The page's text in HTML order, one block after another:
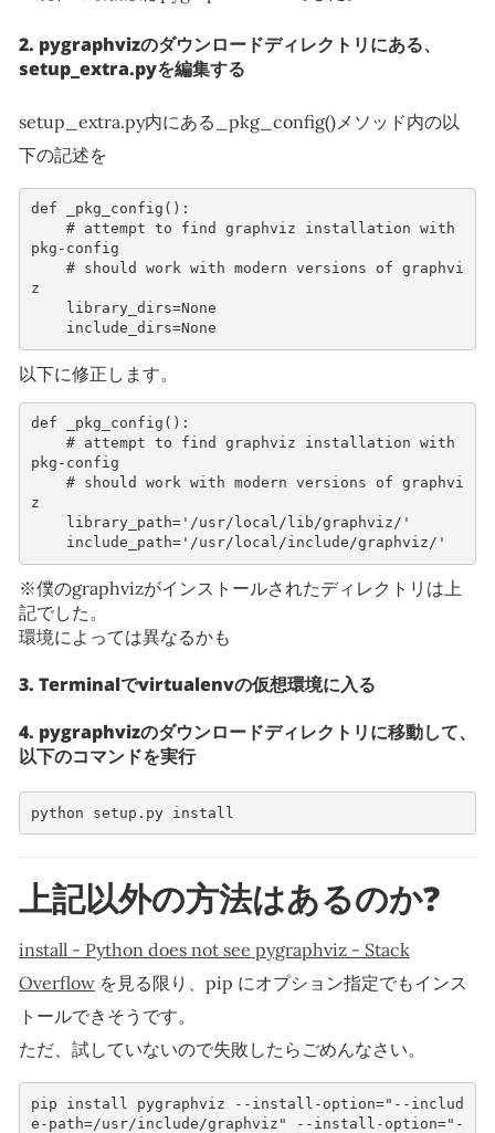
2. pygraphvizのダウンロードディレクトリにある、
setup_extra.pyを編集する
setup_extra.py内にある_pkg_config()メソッド内の以
下の記述を
def _pkg_config ():
# attempt to find graphviz installation with
pkg-config
# should work with modern versions of graphvi
z
library_dirs=None
include_dirs=None
以下に修正します。
def _pkg_config ():
# attempt to find graphviz installation with
pkg-config
# should work with modern versions of graphvi
z
library_path='/usr/local/lib/graphviz/'
include_path='/usr/local/include/graphviz/'
※僕のgraphvizがインストールされたディレクトリは上
記でした。
環境によっては異なるかも
3. Terminalでvirtualenvの仮想環境に入る
4. pygraphvizのダウンロードディレクトリに移動して、
以下のコマンドを実行
python setup.py
上記以外の方法はあるのか?
install - Python does not see pygraphviz - Stack
Overflow を見る限り、pip にオプション指定でもインス
トールできそうです。
ただ、試していないので失敗したらごめんなさい。
pip install pygraphviz --install-option="--includ
e-path=/usr/include/graphviz" --install-option="-